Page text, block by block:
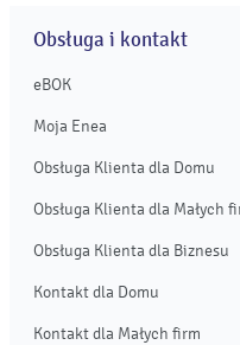
Obsługa i kontakt
eBOK
Moja Enea
Obsługa Klienta dla Domu
Obsługa Klienta dla Małych
Obsługa Klienta dla Biznesu
Kontakt dla Domu
Kontakt dla Małych firm